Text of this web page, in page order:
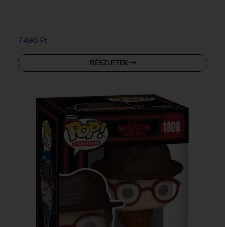
7490 Ft
RÉSZLETEK